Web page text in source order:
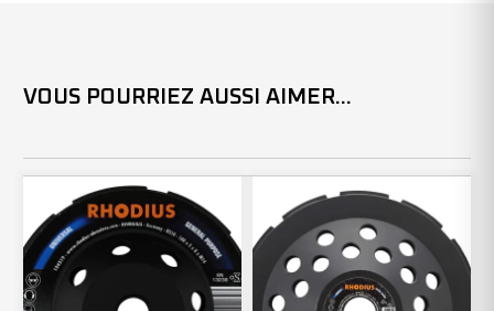
VOUS POURRIEZ AUSSI AIMER...